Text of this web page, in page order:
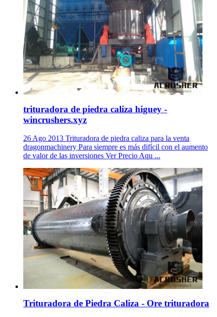
trituradora de piedra caliza higuey -
wincrushers.xyz
26 Ago 2013 Trituradora de piedra caliza para la venta
dragonmachinery Para siempre es más difícil con el aumento
de valor de las inversiones Ver Precio Aqu ...
Trituradora de Piedra Caliza - Ore trituradora